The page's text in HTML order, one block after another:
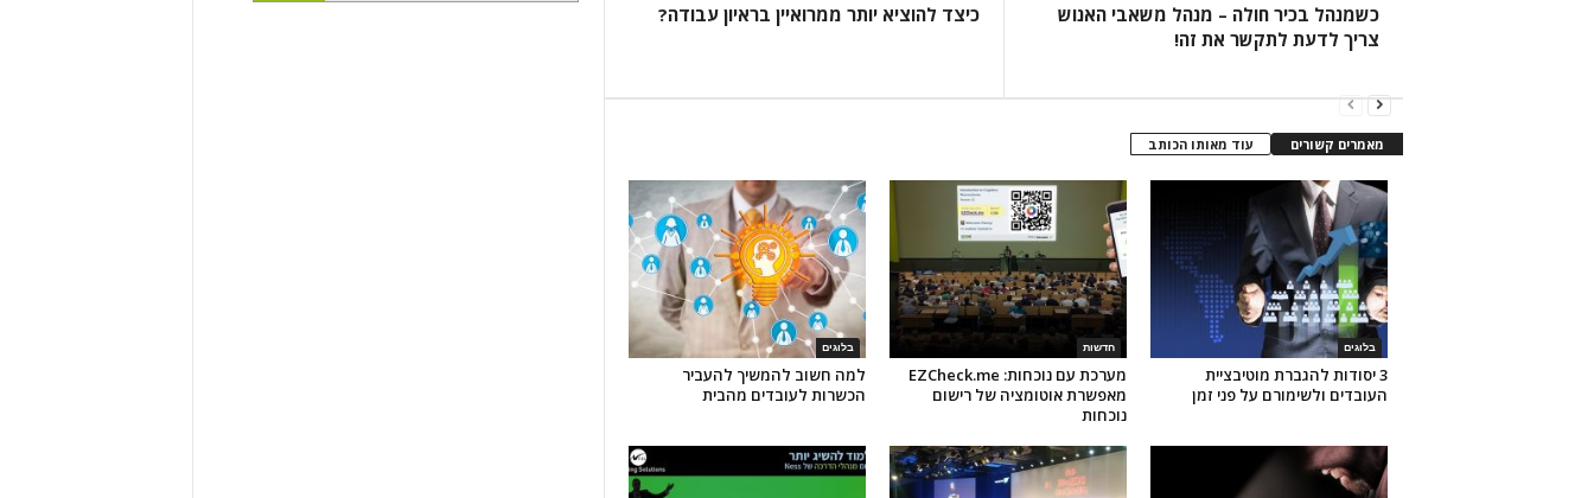
כשמנהל בכיר חולה – מנהל משאבי האנוש
צריך לדעת לתקשר את זה!
כיצד להוציא יותר ממרואיין בראיון עבודה?
מאמרים קשורים עוד מאותו הכותב
בלוגים
למה חשוב להמשיך להעביר
הכשרות לעובדים מהבית
חדשות
מערכת עם נוכחות: EZCheck.me
מאפשרת אוטומציה של רישום
נוכחות
בלוגים
3 יסודות להגברת מוטיבציית
העובדים ולשימורם על פני זמן